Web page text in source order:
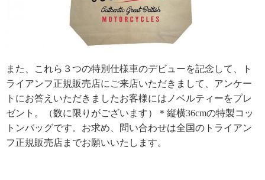
また、これら３つの特別仕様車のデビューを記念して、ト
ライアンフ正規販売店にご来店いただきまして、アンケー
トにお答えいただきましたお客様にはノベルティーをプレ
ゼント。（数に限りがございます）＊縦横36cmの特製コッ
トンバッグです。お求め、問い合わせは全国のトライアン
フ正規販売店までお願いいたします。